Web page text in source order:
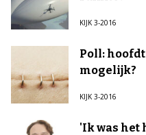
KIJK 3-2016
Poll:
mogelijk?
KIJK 3-2016
'Ik was het